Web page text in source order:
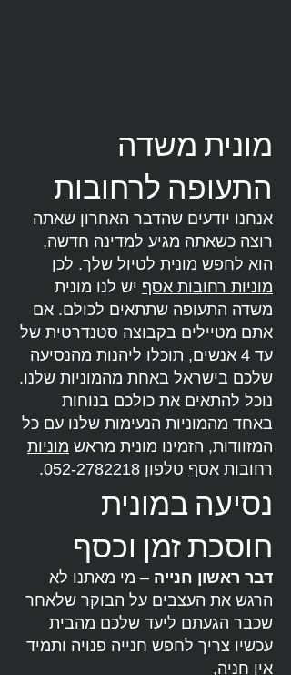
מונית משדה
התעופה לרחובות
אנחנו יודעים שהדבר האחרון שאתה
רוצה כשאתה מגיע למדינה חדשה,
הוא לחפש מונית לטיול שלך. לכן
מוניות רחובות אסף יש לנו מונית
משדה התעופה שתתאים לכולם. אם
אתם מטיילים בקבוצה סטנדרטית של
עד 4 אנשים, תוכלו ליהנות מהנסיעה
שלכם בישראל באחת מהמוניות שלנו.
נוכל להתאים את כולכם בנוחות
באחד מהמוניות הנעימות שלנו עם כל
המזוודות, הזמינו מונית מראש מוניות
רחובות אסף טלפון 052-2782218
.
נסיעה במונית
חוסכת זמן וכסף
דבר ראשון חנייה – מי מאתנו לא
הרגש את העצבים על הבוקר שלאחר
שכבר הגעתם ליעד שלכם מהבית
עכשיו צריך לחפש חנייה פנויה ותמיד
אין חניה,